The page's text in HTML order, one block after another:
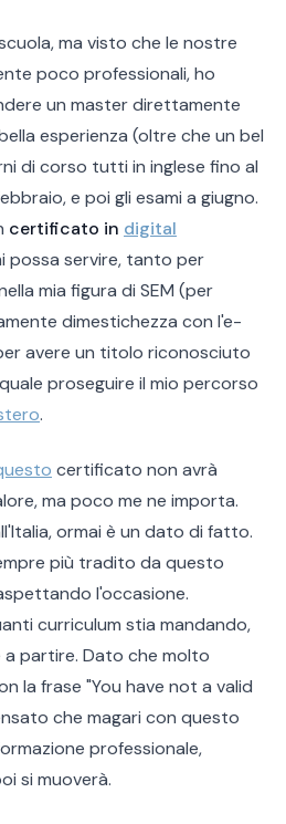
ma visto che le nostre
poco professionali, ho
un master direttamente
esperienza (oltre che un bel
di corso tutti in inglese fino al
e poi gli esami a giugno.
certificato in digital
possa servire, tanto per
mia figura di SEM (per
dimestichezza con l'e-
avere un titolo riconosciuto
proseguire il mio percorso
.
certificato non avrà
ma poco me ne importa.
ormai è un dato di fatto.
più tradito da questo
l'occasione.
curriculum stia mandando,
a partire. Dato che molto
la frase "You have not a valid
che magari con questo
professionale,
si muoverà.